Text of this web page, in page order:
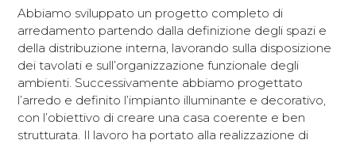
Abbiamo sviluppato un progetto completo di
arredamento partendo dalla definizione degli spazi e
della distribuzione interna, lavorando sulla disposizione
dei tavolati e sull’organizzazione funzionale degli
ambienti. Successivamente abbiamo progettato
l’arredo e definito l’impianto illuminante e decorativo,
con l’obiettivo di creare una casa coerente e ben
strutturata. Il lavoro ha portato alla realizzazione di